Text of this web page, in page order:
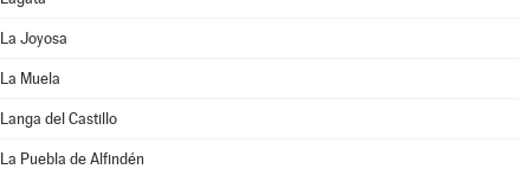
La Joyosa
La Muela
Langa del Castillo
La Puebla de Alfindén